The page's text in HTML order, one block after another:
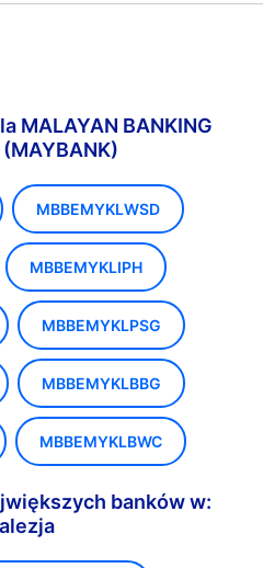
MALAYAN BANKING
(MAYBANK)
MBBEMYKLWSD
MBBEMYKLIPH
MBBEMYKLPSG
MBBEMYKLBBG
MBBEMYKLBWC
banków w: